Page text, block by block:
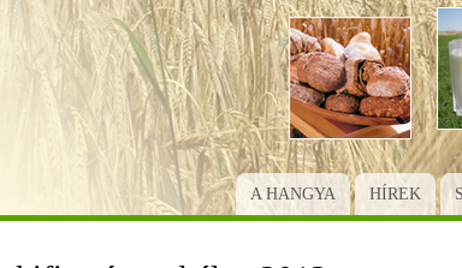
Ugrás
a
tartalomra
A HANGYA HÍREK